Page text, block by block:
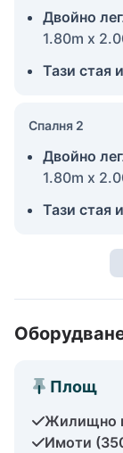
Двойно
1.80m x
Тази стая
Спалня 2
Двойно
1.80m x
Тази стая
Площ
Жилищно
Имоти